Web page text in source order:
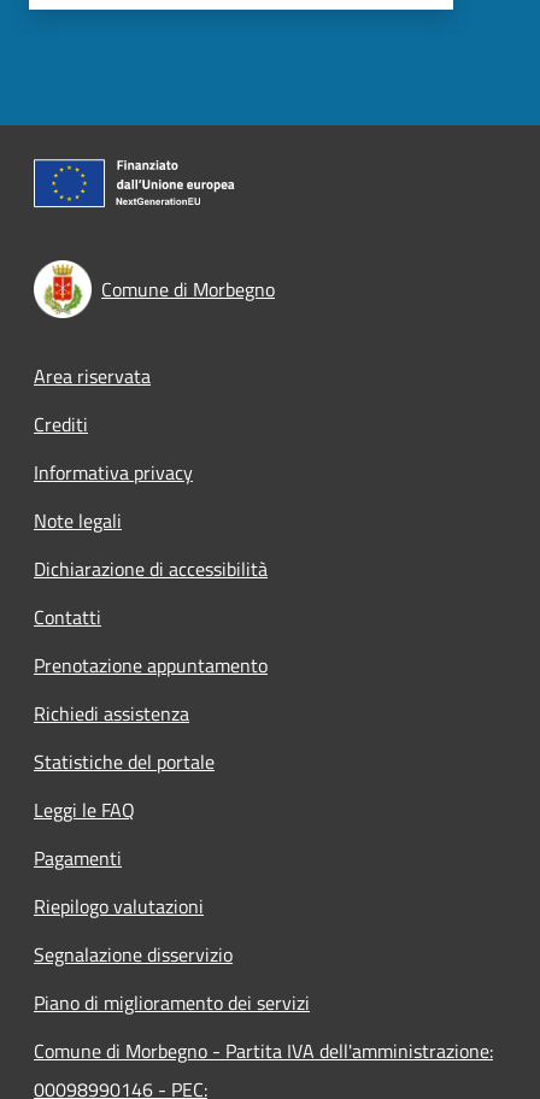
Comune di Morbegno
Footer menu
Area riservata
Crediti
Informativa privacy
Note legali
Dichiarazione di accessibilità
Contatti
Prenotazione appuntamento
Richiedi assistenza
Statistiche del portale
Leggi le FAQ
Pagamenti
Riepilogo valutazioni
Segnalazione disservizio
Piano di miglioramento dei servizi
Comune di Morbegno - Partita IVA dell'amministrazione:
00098990146 - PEC: